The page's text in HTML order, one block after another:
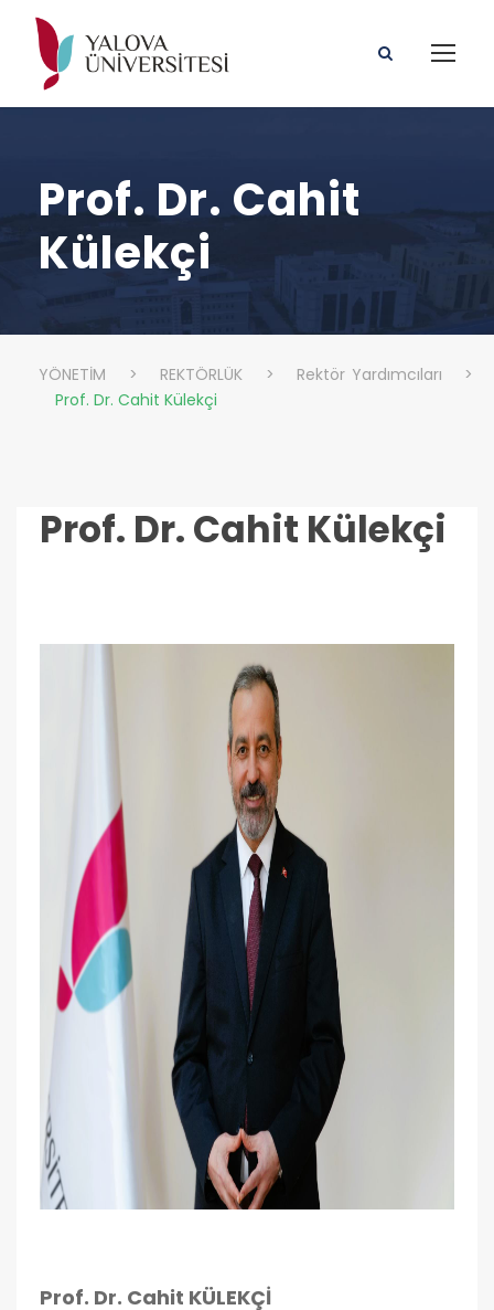
Prof. Dr. Cahit
Külekçi
YÖNETİM > REKTÖRLÜK > Rektör Yardımcıları
>
Prof. Dr. Cahit Külekçi
Prof. Dr. Cahit Külekçi
Prof. Dr. Cahit KÜLEKÇİ